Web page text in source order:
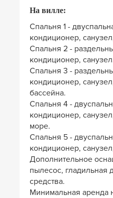
На вилле:
Спальня 1 -
кондиционер,
Спальня 2 -
кондиционер,
Спальня 3 -
кондиционер,
бассейна.
Спальня 4 -
кондиционер,
море.
Спальня 5 -
кондиционер,
Дополнительное
пылесос,
средства.
Минимальная аренда